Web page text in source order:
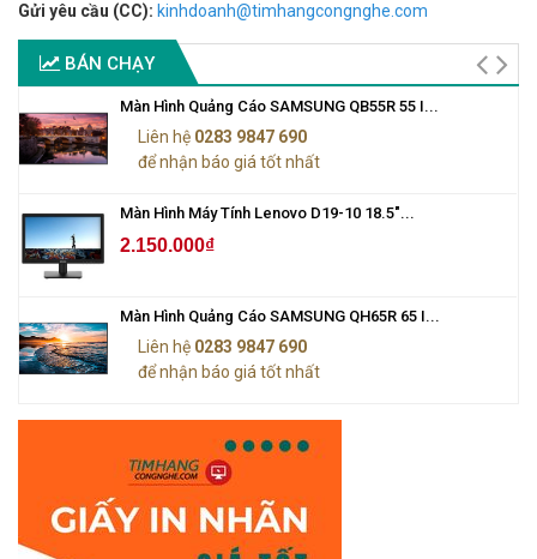
Gửi yêu cầu (CC): kinhdoanh@timhangcongnghe.com
BÁN CHẠY
Màn Hình Quảng Cáo SAMSUNG QB55R 55 I...
Liên hệ 0283 9847 690
để nhận báo giá tốt nhất
Màn Hình Máy Tính Lenovo D19-10 18.5"...
2.150.000₫
Màn Hình Quảng Cáo SAMSUNG QH65R 65 I...
Liên hệ 0283 9847 690
để nhận báo giá tốt nhất